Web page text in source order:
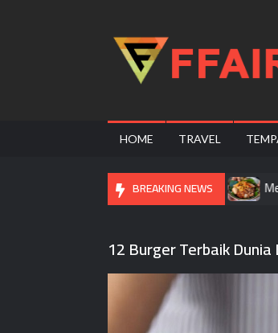
HOME TRAVEL
BREAKING NEWS
Street Food Populer Di Bangkok
12 Burger Terbaik